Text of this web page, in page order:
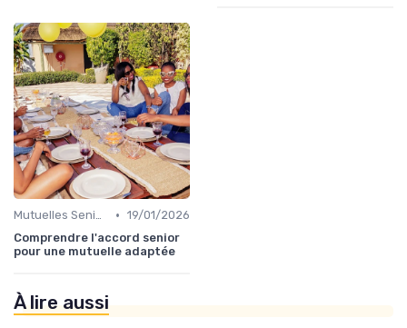
Mutuelles Seniors • 19/01/2026
Comprendre l'accord senior
pour une mutuelle adaptée
À lire aussi